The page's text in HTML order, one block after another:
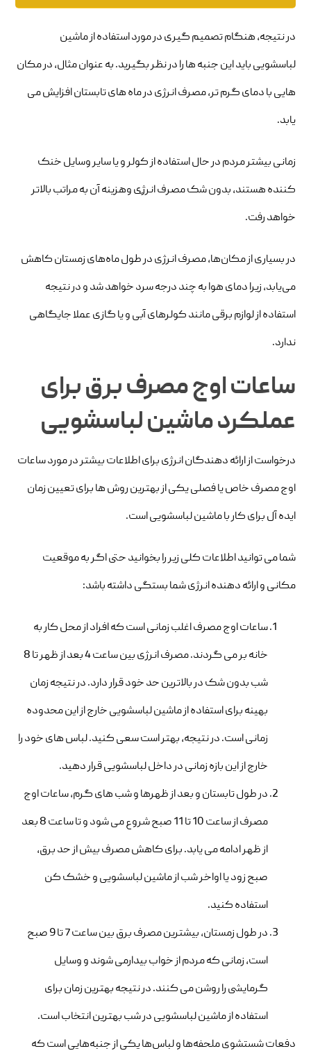
در نتیجه، هنگام تصمیم گیری در مورد استفاده از ماشین
لباسشویی باید این جنبه ها را در نظر بگیرید. به عنوان مثال، در مکان
هایی با دمای گرم تر، مصرف انرژی در ماه های تابستان افزایش می
یابد.
زمانی بیشتر مردم در حال استفاده از کولر و یا سایر وسایل خنک
کننده هستند، بدون شک مصرف انرژِی وهزینه آن به مراتب بالاتر
خواهد رفت.
در بسیاری از مکان‌ها، مصرف انرژی در طول ماه‌های زمستان کاهش
می‌یابد، زیرا دمای هوا به چند درجه سرد خواهد شد و در نتیجه
استفاده از لوازم برقی مانند کولرهای آبی و یا گازی عملا جایگاهی
ندارد.
ساعات اوج مصرف برق برای
عملکرد ماشین لباسشویی
درخواست از ارائه دهندگان انرژی برای اطلاعات بیشتر در مورد ساعات
اوج مصرف خاص یا فصلی یکی از بهترین روش ها برای تعیین زمان
ایده آل برای کار با ماشین لباسشویی است.
شما می توانید اطلاعات کلی زیر را بخوانید حتی اگر به موقعیت
مکانی و ارائه دهنده انرژی شما بستگی داشته باشد:
ساعات اوج مصرف اغلب زمانی است که افراد از محل کار به
خانه بر می گردند. مصرف انرژی بین ساعت 4 بعد از ظهر تا 8
شب بدون شک در بالاترین حد خود قرار دارد. در نتیجه زمان
بهینه برای استفاده از ماشین لباسشویی خارج از این محدوده
زمانی است. در نتیجه، بهتر است سعی کنید. لباس های خود را
خارج از این بازه زمانی در داخل لباسشویی قرار دهید.
در طول تابستان و بعد از ظهرها و شب های گرم، ساعات اوج
مصرف از ساعت 10 تا 11 صبح شروع می شود و تا ساعت 8 بعد
از ظهر ادامه می یابد. برای کاهش مصرف بیش از حد برق،
صبح زود یا اواخر شب از ماشین لباسشویی و خشک کن
استفاده کنید.
در طول زمستان، بیشترین مصرف برق بین ساعت 7 تا 9 صبح
است، زمانی که مردم از خواب بیدارمی شوند و وسایل
گرمایشی را روشن می کنند. در نتیجه بهترین زمان برای
استفاده از ماشین لباسشویی در شب بهترین انتخاب است.
دفعات شستشوی ملحفه‌ها و لباس‌ها یکی از جنبه‌هایی است که